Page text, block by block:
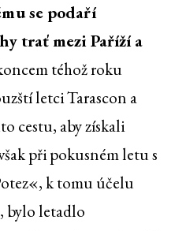
se podaří
trať mezi Paříží a
téhož roku
letci Tarascon a
cestu, aby získali
při pokusném letu s
k tomu účelu
bylo letadlo